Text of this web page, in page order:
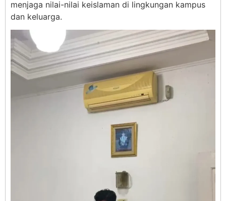
menjaga nilai-nilai keislaman di lingkungan kampus
dan keluarga.